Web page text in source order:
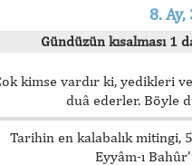
8. Ay,
Gündüzün kısalması 1
kimse vardır ki, yedikleri
duâ ederler. Böyle
Tarihin en kalabalık mitingi,
Eyyâm-ı